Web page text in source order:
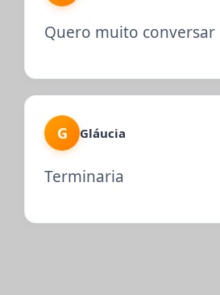
Quero muito conversar
G Gláucia
Terminaria